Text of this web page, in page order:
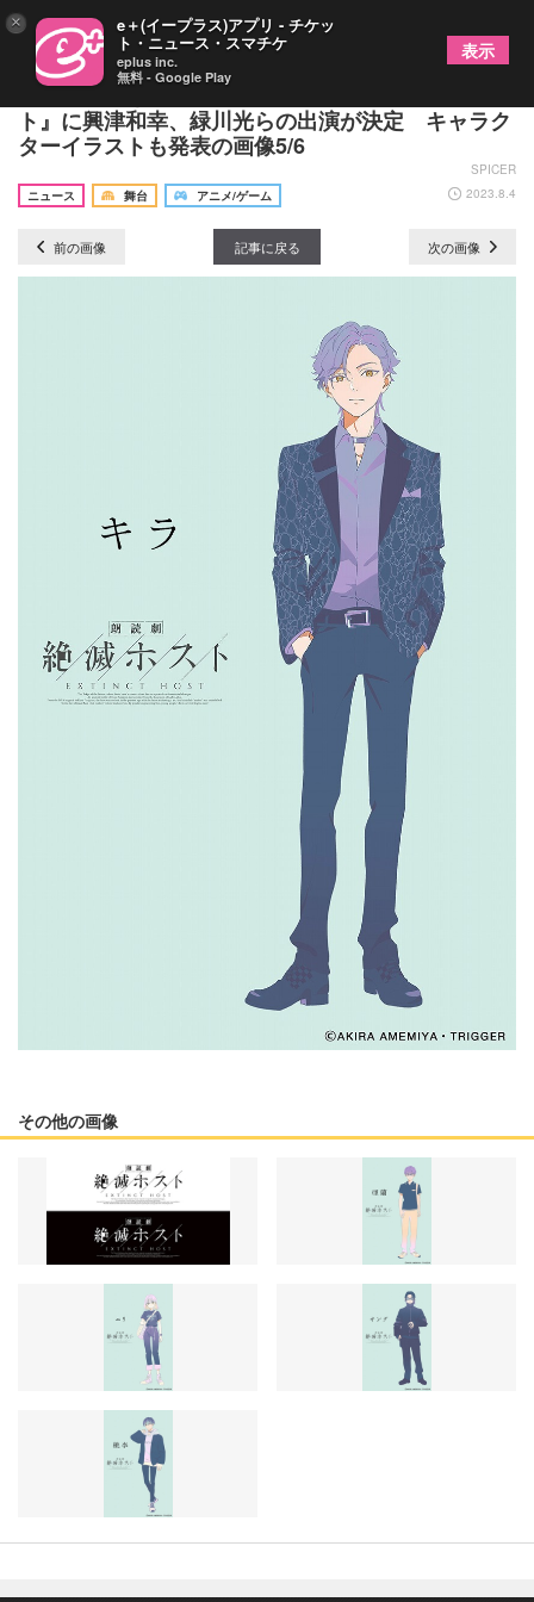
雨宮哲が書き下ろしたオリジナル朗読劇『絶滅ホス
ト』に興津和幸、緑川光らの出演が決定 キャラク
ターイラストも発表の画像5/6
SPICER
ニュース
舞台 アニメ/ゲーム 2023.8.4
前の画像 記事に戻る 次の画像
その他の画像
× e＋(イープラス)アプリ - チケッ
ト・ニュース・スマチケ
eplus inc.
無料 - Google Play
表示